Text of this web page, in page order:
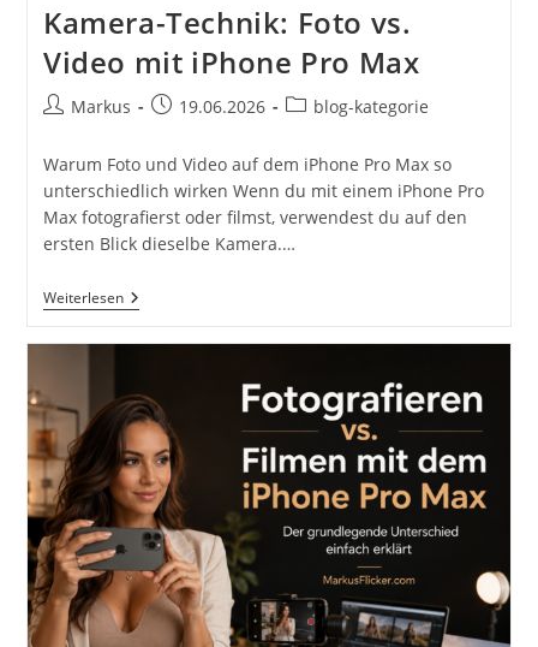
Kamera-Technik: Foto vs.
Video mit iPhone Pro Max
Beitrags-
Markus
Beitrag19.06.2026
Beitrags-
blog-kategorie
Warum Foto und Video auf dem iPhone Pro Max so
unterschiedlich wirken Wenn du mit einem iPhone Pro
Max fotografierst oder filmst, verwendest du auf den
ersten Blick dieselbe Kamera.…
WeiterlesenKamera-
Technik:
Mit
IPhone
Pro
Max